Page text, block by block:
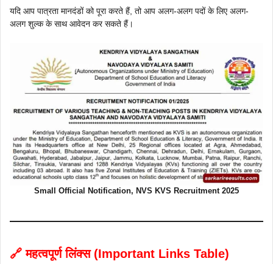
यदि आप पात्रता मानदंडों को पूरा करते हैं, तो आप अलग-अलग पदों के लिए अलग-
अलग शुल्क के साथ आवेदन कर सकते हैं।
Small Official Notification, NVS KVS Recruitment 2025
🔗महत्वपूर्ण लिंक्स (Important Links Table)